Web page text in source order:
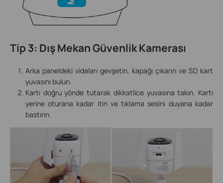
Tip 3: Dış Mekan Güvenlik Kamerası
Arka paneldeki vidaları gevşetin, kapağı çıkarın ve SD kart
yuvasını bulun.
Kartı doğru yönde tutarak dikkatlice yuvasına takın. Kartı
yerine oturana kadar itin ve tıklama sesini duyana kadar
bastırın.